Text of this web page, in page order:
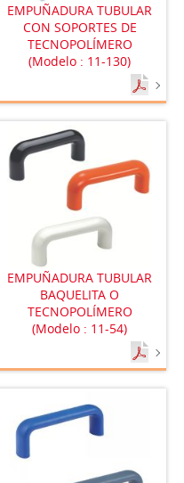
EMPUÑADURA TUBULAR
CON SOPORTES DE
TECNOPOLÍMERO
(Modelo : 11-130)
EMPUÑADURA TUBULAR
BAQUELITA O
TECNOPOLÍMERO
(Modelo : 11-54)